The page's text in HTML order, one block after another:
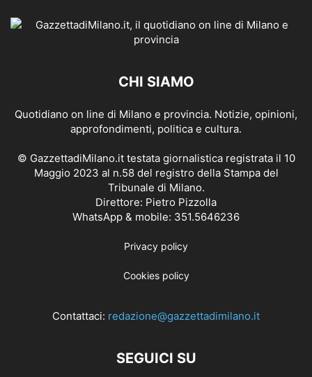
CHI SIAMO
Quotidiano on line di Milano e provincia. Notizie, opinioni,
approfondimenti, politica e cultura.
© GazzettadiMilano.it testata giornalistica registrata il 10
Maggio 2023 al n.58 del registro della Stampa del
Tribunale di Milano.
Direttore: Pietro Pizzolla
WhatsApp & mobile: 351.5646236
Privacy policy
Cookies policy
Contattaci: redazione@gazzettadimilano.it
SEGUICI SU